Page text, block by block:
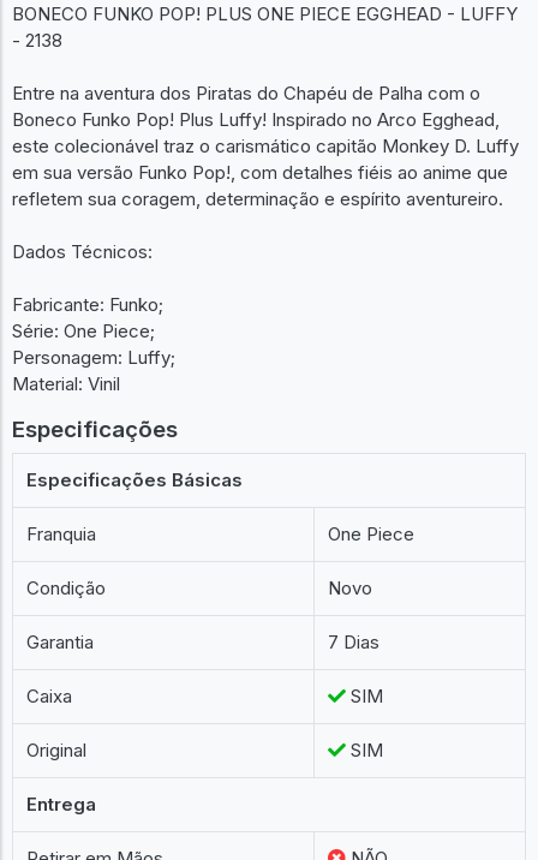
BONECO FUNKO POP! PLUS ONE PIECE EGGHEAD - LUFFY
- 2138
Entre na aventura dos Piratas do Chapéu de Palha com o
Boneco Funko Pop! Plus Luffy! Inspirado no Arco Egghead,
este colecionável traz o carismático capitão Monkey D. Luffy
em sua versão Funko Pop!, com detalhes fiéis ao anime que
refletem sua coragem, determinação e espírito aventureiro.
Dados Técnicos:
Fabricante: Funko;
Série: One Piece;
Personagem: Luffy;
Material: Vinil
Especificações
Especificações Básicas
Franquia One Piece
Condição Novo
Garantia 7 Dias
Caixa SIM
Original SIM
Entrega